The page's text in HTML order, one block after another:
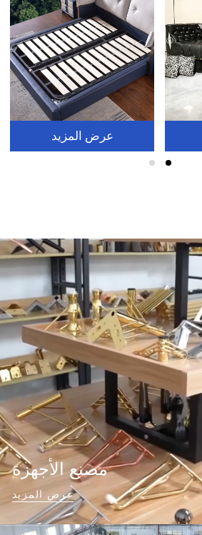
عرض المزيد
مصنع الأجهزة
عرض المزيد